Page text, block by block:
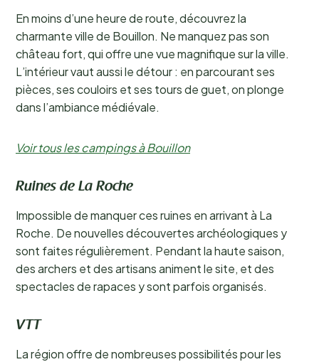
En moins d’une heure de route, découvrez la
charmante ville de Bouillon. Ne manquez pas son
château fort, qui offre une vue magnifique sur la ville.
L’intérieur vaut aussi le détour : en parcourant ses
pièces, ses couloirs et ses tours de guet, on plonge
dans l’ambiance médiévale.
Voir tous les campings à Bouillon
Ruines de La Roche
Impossible de manquer ces ruines en arrivant à La
Roche. De nouvelles découvertes archéologiques y
sont faites régulièrement. Pendant la haute saison,
des archers et des artisans animent le site, et des
spectacles de rapaces y sont parfois organisés.
VTT
La région offre de nombreuses possibilités pour les